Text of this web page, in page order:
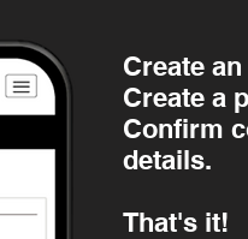
Create
Create a
Confirm
details.
That's it!